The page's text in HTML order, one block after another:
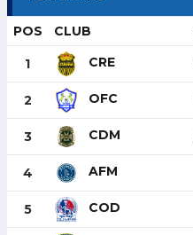
POS CLUB
1 CRE
2 OFC
3 CDM
4 AFM
5 COD